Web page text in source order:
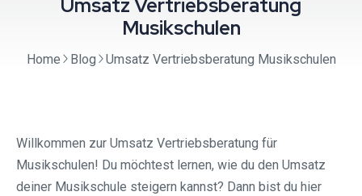
Umsatz Vertriebsberatung
Musikschulen
Home Blog Umsatz Vertriebsberatung Musikschulen
Willkommen zur Umsatz Vertriebsberatung für
Musikschulen! Du möchtest lernen, wie du den Umsatz
deiner Musikschule steigern kannst? Dann bist du hier